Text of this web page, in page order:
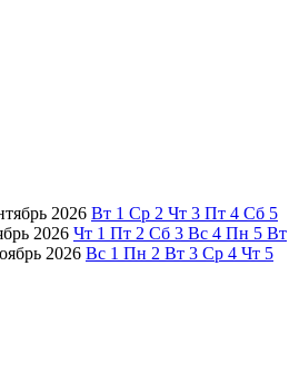
2026 Вт 1 Ср 2 Чт 3 Пт 4 Сб 5
2026 Чт 1 Пт 2 Сб 3 Вс 4 Пн 5 Вт
2026 Вс 1 Пн 2 Вт 3 Ср 4 Чт 5